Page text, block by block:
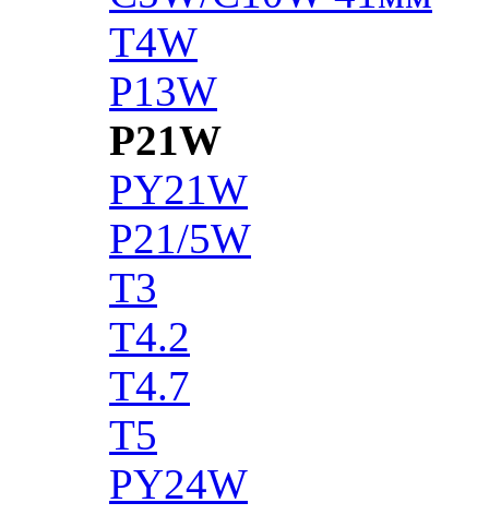
T4W
P13W
P21W
PY21W
P21/5W
T3
T4.2
T4.7
T5
PY24W